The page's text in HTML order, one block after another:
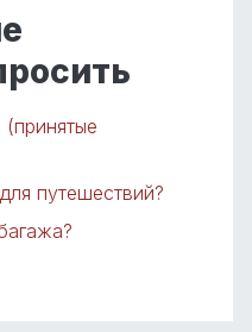
(принятые
путешествий?